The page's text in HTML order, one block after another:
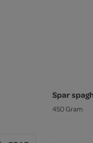
Spar
450 Gram